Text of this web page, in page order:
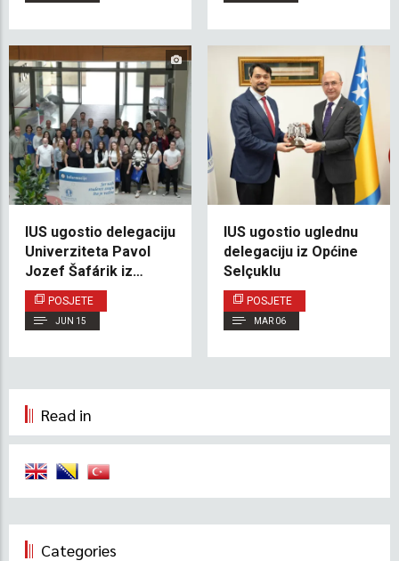
IUS ugostio delegaciju
Univerziteta Pavol
Jozef Šafárik iz
Košica
POSJETE
JUN 15
IUS ugostio uglednu
delegaciju iz Općine
Selçuklu
POSJETE
MAR 06
Read in
Categories